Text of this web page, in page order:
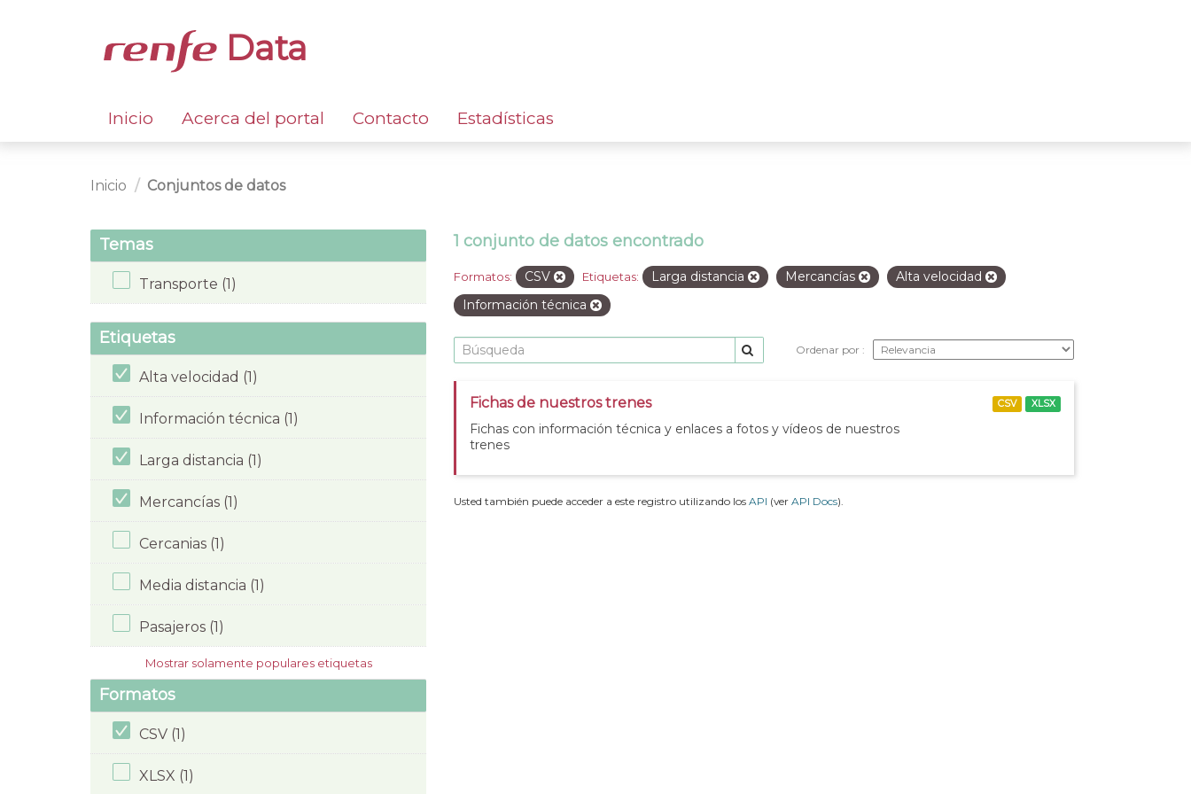
Data
Inicio Acerca del portal Contacto Estadísticas
Inicio Conjuntos de datos
Temas
Transporte (1)
Etiquetas
Alta velocidad (1)
Información técnica (1)
Larga distancia (1)
Mercancías (1)
Cercanias (1)
Media distancia (1)
Pasajeros (1)
Mostrar solamente populares etiquetas
Formatos
CSV (1)
XLSX (1)
1 conjunto de datos encontrado
Formatos: CSV Etiquetas: Larga distancia Mercancías
Alta velocidad
Información técnica
Ordenar por
Fichas de nuestros trenes
Fichas con información técnica y enlaces a fotos y vídeos de nuestros
trenes
CSV XLSX
Usted también puede acceder a este registro utilizando los API (ver API Docs).